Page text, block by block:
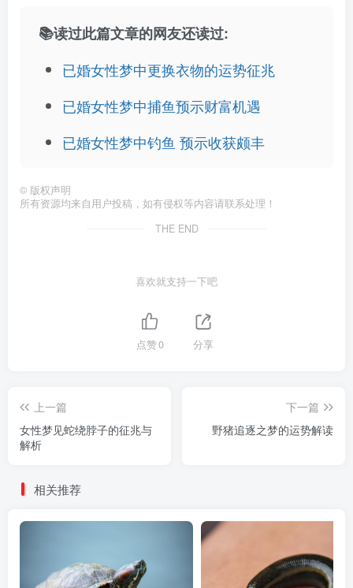
📚读过此篇文章的网友还读过:
已婚女性梦中更换衣物的运势征兆
已婚女性梦中捕鱼预示财富机遇
已婚女性梦中钓鱼 预示收获颇丰
© 版权声明
所有资源均来自用户投稿，如有侵权等内容请联系处理！
THE END
喜欢就支持一下吧
点赞0 分享
上一篇
女性梦见蛇绕脖子的征兆与
解析
下一篇
野猪追逐之梦的运势解读
相关推荐